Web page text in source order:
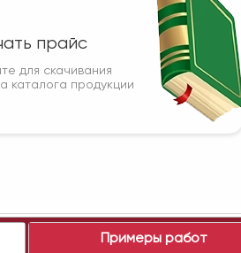
прайс
для скачивания
каталога продукции
Примеры работ